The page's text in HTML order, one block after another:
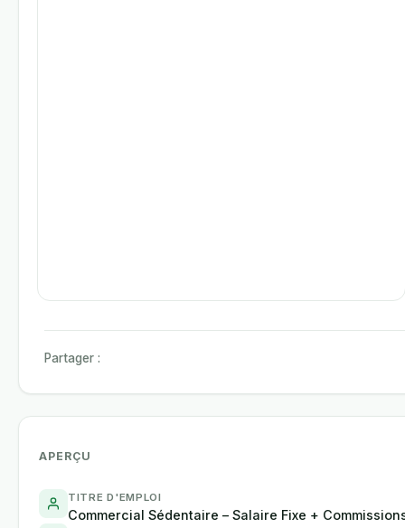
Partager :
APERÇU
TITRE D'EMPLOI
Commercial Sédentaire – Salaire Fixe +